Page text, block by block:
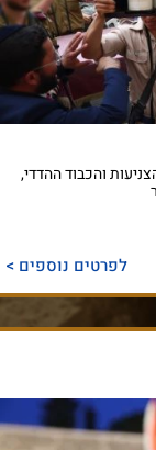
והכבוד ההדדי,
לפרטים נוספים >